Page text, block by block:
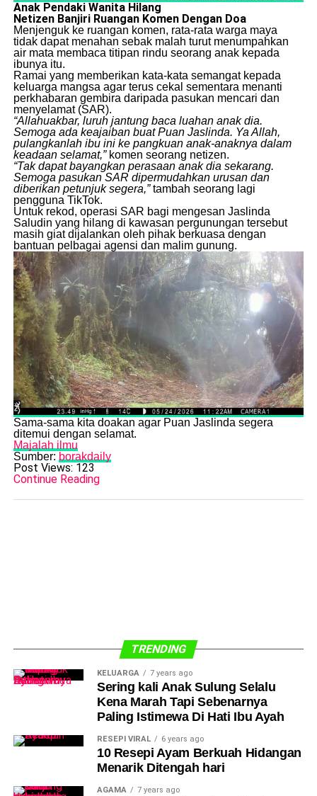
Anak Pendaki Wanita Hilang
Netizen Banjiri Ruangan Komen Dengan Doa
​Menjenguk ke ruangan komen, rata-rata warga maya
tidak dapat menahan sebak malah turut menumpahkan
air mata membaca titipan rindu seorang anak kepada
ibunya itu.
​Ramai yang memberikan kata-kata semangat kepada
keluarga mangsa agar terus cekal sementara menanti
perkhabaran gembira daripada pasukan mencari dan
menyelamat (SAR).
“Allahuakbar, luruh jantung baca luahan anak dia.
Semoga ada keajaiban buat Puan Jaslinda. Ya Allah,
pulangkanlah ibu ini ke pangkuan anak-anaknya dalam
keadaan selamat,”komen seorang netizen.
“Tak dapat bayangkan perasaan anak dia sekarang.
Semoga pasukan SAR dipermudahkan urusan dan
diberikan petunjuk segera,”tambah seorang lagi
pengguna TikTok.
​Untuk rekod, operasi SAR bagi mengesan Jaslinda
Saludin yang hilang di kawasan pergunungan tersebut
masih giat dijalankan oleh pihak berkuasa dengan
bantuan pelbagai agensi dan malim gunung.
​Sama-sama kita doakan agar Puan Jaslinda segera
ditemui dengan selamat.
Majalah ilmu
Sumber: borakdaily
Post Views: 123
Continue Reading
TRENDING
KELUARGA 7 years ago
Sering kali Anak Sulung Selalu
Kena Marah Tapi Sebenarnya
Paling Istimewa Di Hati Ibu Ayah
RESEPI VIRAL 6 years ago
10 Resepi Ayam Berkuah Hidangan
Menarik Ditengah hari
AGAMA 7 years ago